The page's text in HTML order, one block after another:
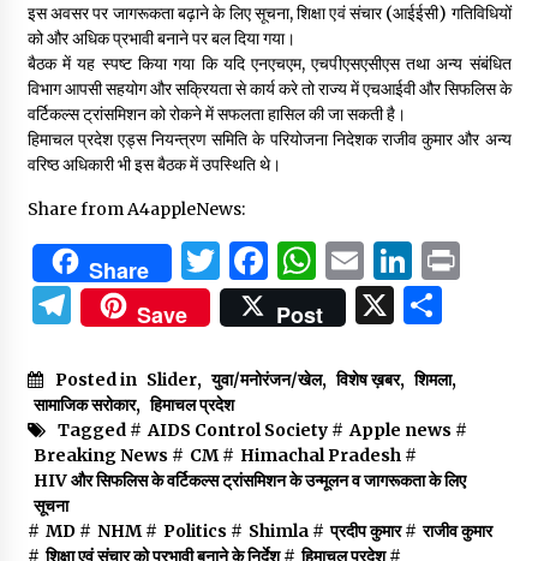
इस अवसर पर जागरूकता बढ़ाने के लिए सूचना, शिक्षा एवं संचार (आईईसी) गतिविधियों
को और अधिक प्रभावी बनाने पर बल दिया गया।
बैठक में यह स्पष्ट किया गया कि यदि एनएचएम, एचपीएसएसीएस तथा अन्य संबंधित
विभाग आपसी सहयोग और सक्रियता से कार्य करे तो राज्य में एचआईवी और सिफलिस के
वर्टिकल्स ट्रांसमिशन को रोकने में सफलता हासिल की जा सकती है।
हिमाचल प्रदेश एड्स नियन्त्रण समिति के परियोजना निदेशक राजीव कुमार और अन्य
वरिष्ठ अधिकारी भी इस बैठक में उपस्थिति थे।
Share from A4appleNews:
Share Twitter
Facebook
WhatsApp
Email
Telegram
Save Post X
Posted in Slider, युवा/मनोरंजन/खेल, विशेष ख़बर, शिमला,
सामाजिक सरोकार, हिमाचल प्रदेश
Tagged # AIDS Control Society# Apple news #
Breaking News # CM# Himachal Pradesh#
HIV और सिफलिस के वर्टिकल्स ट्रांसमिशन के उन्मूलन व जागरूकता के लिए
सूचना
# MD# NHM# Politics # Shimla# प्रदीप कुमार# राजीव कुमार
# शिक्षा एवं संचार को प्रभावी बनाने के निर्देश# हिमाचल प्रदेश#